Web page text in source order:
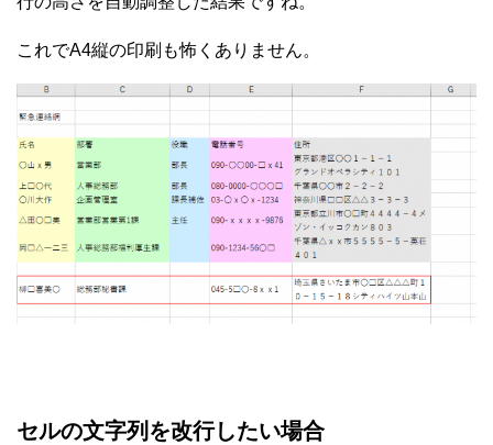
これでA4縦の印刷も怖くありません。
セルの文字列を改行したい場合